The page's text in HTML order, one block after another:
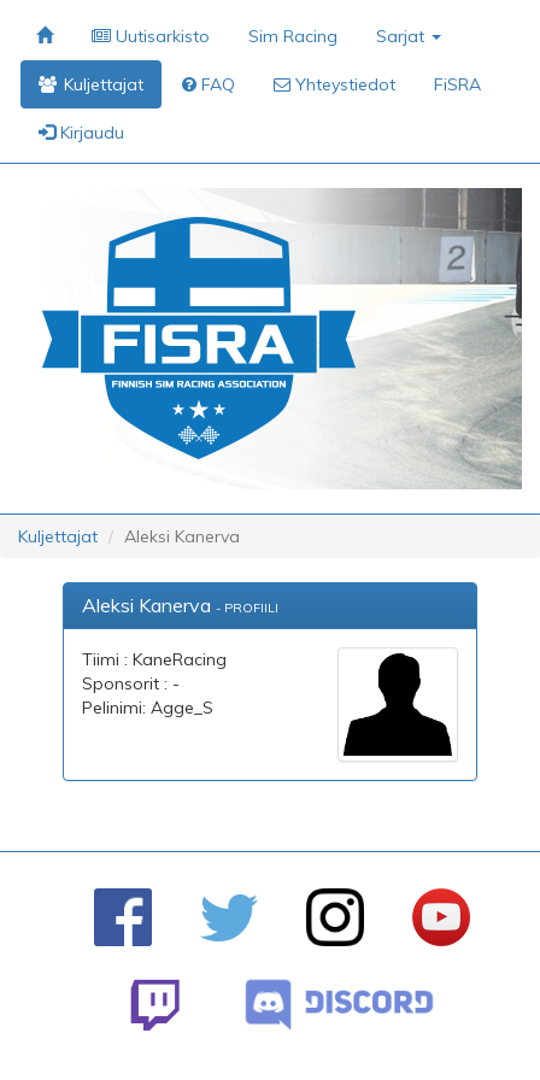
Uutisarkisto Sim Racing Sarjat
Kuljettajat FAQ Yhteystiedot FiSRA
Kirjaudu
Kuljettajat Aleksi Kanerva
Aleksi Kanerva - PROFIILI
Tiimi : KaneRacing
Sponsorit : -
Pelinimi: Agge_S